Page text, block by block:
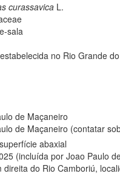
curassavica L.
sala
no Rio Grande
de Maçaneiro
de Maçaneiro (contatar
abaxial
(incluída por Joao Paulo
direita do Rio Camboriú,